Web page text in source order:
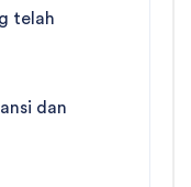
telah
dan